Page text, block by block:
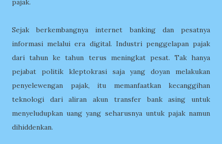
pajak.
Sejak berkembangnya internet banking dan pesatnya
informasi melalui era digital. Industri penggelapan pajak
dari tahun ke tahun terus meningkat pesat. Tak hanya
pejabat politik kleptokrasi saja yang doyan melakukan
penyelewengan pajak, itu memanfaatkan kecanggihan
teknologi dari aliran akun transfer bank asing untuk
menyeludupkan uang yang seharusnya untuk pajak namun
dihiddenkan.